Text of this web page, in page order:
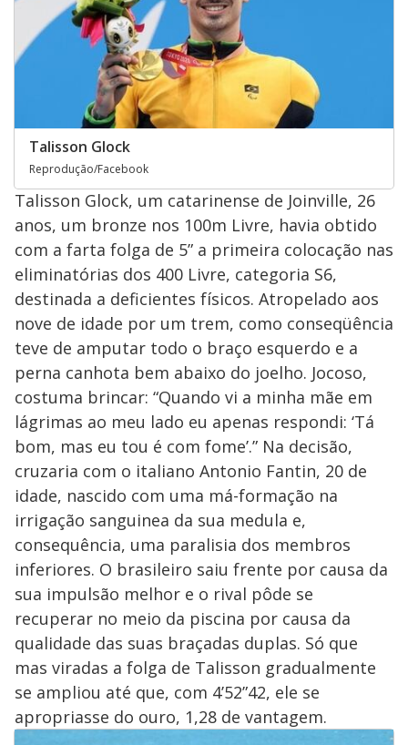
Talisson Glock
Reprodução/Facebook
Talisson Glock, um catarinense de Joinville, 26
anos, um bronze nos 100m Livre, havia obtido
com a farta folga de 5” a primeira colocação nas
eliminatórias dos 400 Livre, categoria S6,
destinada a deficientes físicos. Atropelado aos
nove de idade por um trem, como conseqüência
teve de amputar todo o braço esquerdo e a
perna canhota bem abaixo do joelho. Jocoso,
costuma brincar: “Quando vi a minha mãe em
lágrimas ao meu lado eu apenas respondi: ‘Tá
bom, mas eu tou é com fome’.” Na decisão,
cruzaria com o italiano Antonio Fantin, 20 de
idade, nascido com uma má-formação na
irrigação sanguinea da sua medula e,
consequência, uma paralisia dos membros
inferiores. O brasileiro saiu frente por causa da
sua impulsão melhor e o rival pôde se
recuperar no meio da piscina por causa da
qualidade das suas braçadas duplas. Só que
mas viradas a folga de Talisson gradualmente
se ampliou até que, com 4’52”42, ele se
apropriasse do ouro, 1,28 de vantagem.